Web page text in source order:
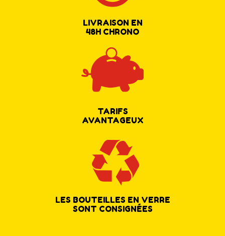
LIVRAISON EN
48H CHRONO
TARIFS
AVANTAGEUX
LES BOUTEILLES EN VERRE
SONT CONSIGNÉES